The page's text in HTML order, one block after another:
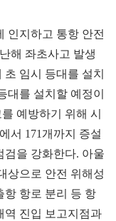
인지하고 통항 안전
해 좌초사고 발생
임시 등대를 설치
대를 설치할 예정이
예방하기 위해 시
서 171개까지 증설
검을 강화한다. 아울
상으로 안전 위해성
항 항로 분리 등 항
역 진입 보고지점과